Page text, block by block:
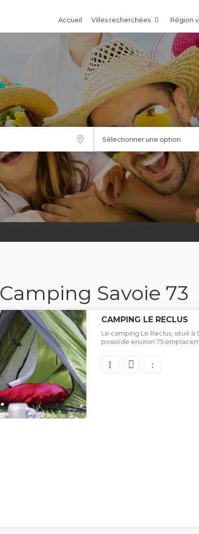
Accueil Villes recherchées Région
Camping Savoie 73
CAMPING LE RECLUS
Le camping Le Reclus, situé
possède environ 75